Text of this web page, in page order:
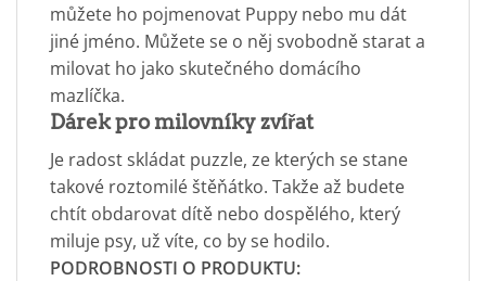
můžete ho pojmenovat Puppy nebo mu dát
jiné jméno. Můžete se o něj svobodně starat a
milovat ho jako skutečného domácího
mazlíčka.
Dárek pro milovníky zvířat
Je radost skládat puzzle, ze kterých se stane
takové roztomilé štěňátko. Takže až budete
chtít obdarovat dítě nebo dospělého, který
miluje psy, už víte, co by se hodilo.
PODROBNOSTI O PRODUKTU: